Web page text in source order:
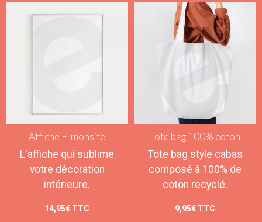
Affiche E-monsite
L'affiche qui sublime
votre décoration
intérieure.
14,95€ TTC
Tote bag 100% coton
Tote bag style cabas
composé à 100% de
coton recyclé.
9,95€ TTC